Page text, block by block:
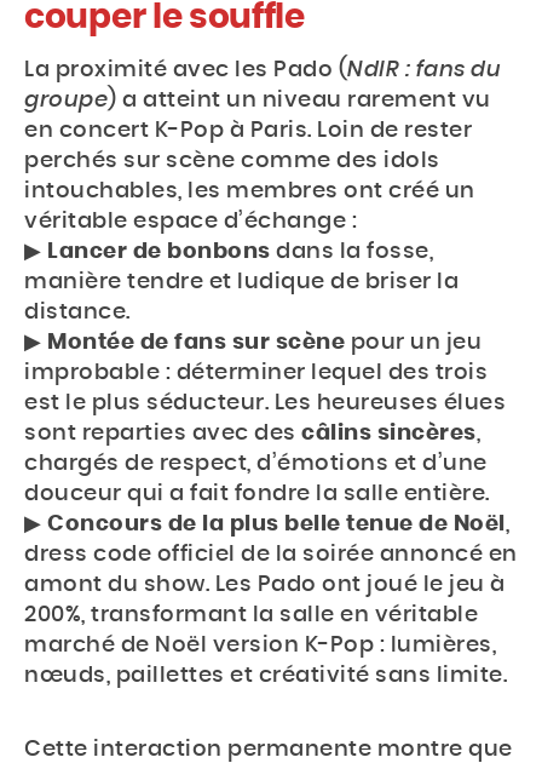
couper le souffle
La proximité avec les Pado (NdlR : fans du
groupe) a atteint un niveau rarement vu
en concert K-Pop à Paris. Loin de rester
perchés sur scène comme des idols
intouchables, les membres ont créé un
véritable espace d’échange :
▶︎ Lancer de bonbons dans la fosse,
manière tendre et ludique de briser la
distance.
▶︎ Montée de fans sur scène pour un jeu
improbable : déterminer lequel des trois
est le plus séducteur. Les heureuses élues
sont reparties avec des câlins sincères,
chargés de respect, d’émotions et d’une
douceur qui a fait fondre la salle entière.
▶︎ Concours de la plus belle tenue de Noël ,
dress code officiel de la soirée annoncé en
amont du show. Les Pado ont joué le jeu à
200%, transformant la salle en véritable
marché de Noël version K-Pop : lumières,
nœuds, paillettes et créativité sans limite.
Cette interaction permanente montre que